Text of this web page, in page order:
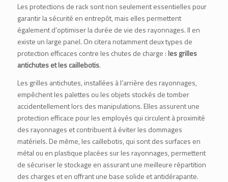
Les protections de rack sont non seulement essentielles pour
garantir la sécurité en entrepôt, mais elles permettent
également d’optimiser la durée de vie des rayonnages. Il en
existe un large panel. On citera notamment deux types de
protection efficaces contre les chutes de charge : les grilles
antichutes et les caillebotis.
Les grilles antichutes, installées à l’arrière des rayonnages,
empêchent les palettes ou les objets stockés de tomber
accidentellement lors des manipulations. Elles assurent une
protection efficace pour les employés qui circulent à proximité
des rayonnages et contribuent à éviter les dommages
matériels. De même, les caillebotis, qui sont des surfaces en
métal ou en plastique placées sur les rayonnages, permettent
de sécuriser le stockage en assurant une meilleure répartition
des charges et en offrant une base solide et antidérapante.